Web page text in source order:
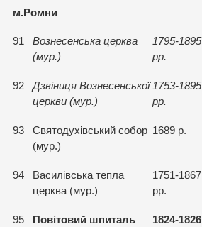
м.Ромни
91
Вознесенська церква
(мур.)
1795-1895
рр.
92
Дзвiниця Вознесенської
церкви (мур.)
1753-1895
рр.
93
Святодухiвський собор
(мур.)
1689 р.
94
Василiвська тепла
церква (мур.)
1751-1867
рр.
95
Повiтовий шпиталь
1824-1826